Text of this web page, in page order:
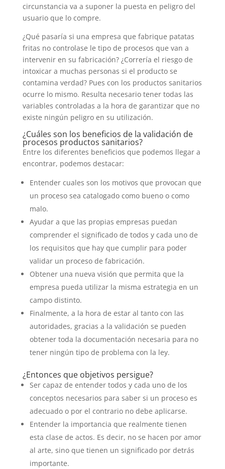
circunstancia va a suponer la puesta en peligro del
usuario que lo compre.
¿Qué pasaría si una empresa que fabrique patatas
fritas no controlase le tipo de procesos que van a
intervenir en su fabricación? ¿Correría el riesgo de
intoxicar a muchas personas si el producto se
contamina verdad? Pues con los productos sanitarios
ocurre lo mismo. Resulta necesario tener todas las
variables controladas a la hora de garantizar que no
existe ningún peligro en su utilización.
¿Cuáles son los beneficios de la validación de
procesos productos sanitarios?
Entre los diferentes beneficios que podemos llegar a
encontrar, podemos destacar:
Entender cuales son los motivos que provocan que
un proceso sea catalogado como bueno o como
malo.
Ayudar a que las propias empresas puedan
comprender el significado de todos y cada uno de
los requisitos que hay que cumplir para poder
validar un proceso de fabricación.
Obtener una nueva visión que permita que la
empresa pueda utilizar la misma estrategia en un
campo distinto.
Finalmente, a la hora de estar al tanto con las
autoridades, gracias a la validación se pueden
obtener toda la documentación necesaria para no
tener ningún tipo de problema con la ley.
¿Entonces que objetivos persigue?
Ser capaz de entender todos y cada uno de los
conceptos necesarios para saber si un proceso es
adecuado o por el contrario no debe aplicarse.
Entender la importancia que realmente tienen
esta clase de actos. Es decir, no se hacen por amor
al arte, sino que tienen un significado por detrás
importante.